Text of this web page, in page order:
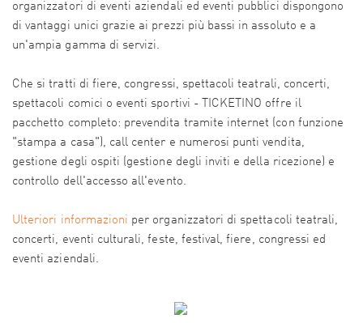
organizzatori di eventi aziendali ed eventi pubblici dispongono
di vantaggi unici grazie ai prezzi più bassi in assoluto e a
un'ampia gamma di servizi.
Che si tratti di fiere, congressi, spettacoli teatrali, concerti,
spettacoli comici o eventi sportivi - TICKETINO offre il
pacchetto completo: prevendita tramite internet (con funzione
"stampa a casa"), call center e numerosi punti vendita,
gestione degli ospiti (gestione degli inviti e della ricezione) e
controllo dell'accesso all'evento.
Ulteriori informazioni per organizzatori di spettacoli teatrali,
concerti, eventi culturali, feste, festival, fiere, congressi ed
eventi aziendali.